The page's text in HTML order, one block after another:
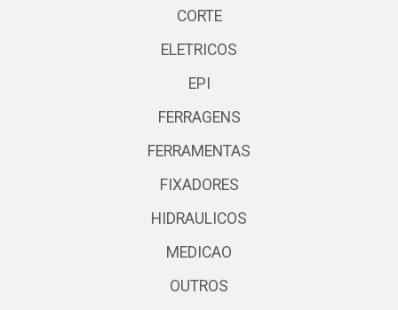
CORTE
ELETRICOS
EPI
FERRAGENS
FERRAMENTAS
FIXADORES
HIDRAULICOS
MEDICAO
OUTROS